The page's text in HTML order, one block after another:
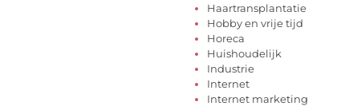
Haartransplantatie
Hobby en vrije tijd
Horeca
Huishoudelijk
Industrie
Internet
Internet marketing